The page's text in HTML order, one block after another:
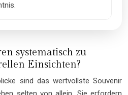
systematisch zu
Einsichten?
sind das wertvollste Souvenir